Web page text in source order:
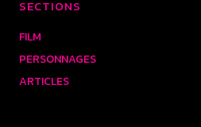
SECTIONS
FILM
PERSONNAGES
ARTICLES